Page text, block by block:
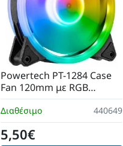
Διαθέσιμο 440649
Powertech PT-1284 Case
Fan 120mm με RGB
Φωτισμό και Σύνδεση 3-
Pin / 4-Pin Molex
5,50€